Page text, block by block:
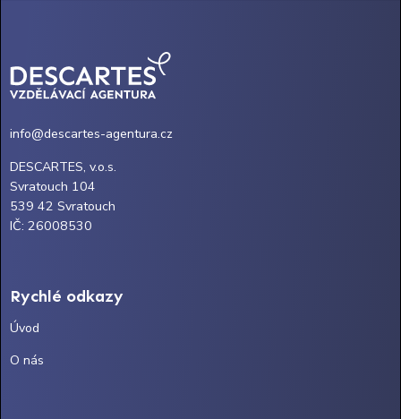
info@descartes-agentura.cz
DESCARTES, v.o.s.
Svratouch 104
539 42 Svratouch
IČ: 26008530
Rychlé odkazy
Úvod
O nás